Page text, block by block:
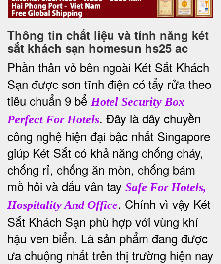
Thông tin chất liệu và tính năng két
sắt khách sạn homesun hs25 ac
Phần thân vỏ bên ngoài Két Sắt Khách
Sạn được sơn tĩnh điện có tẩy rửa theo
tiêu chuẩn 9 bể Hotel Security Box
Perfect For Hotels. Đây là dây chuyền
công nghệ hiện đại bậc nhất Singapore
giúp Két Sắt có khả năng chống cháy,
chống rỉ, chống ăn mòn, chống bám
mồ hôi và dấu vân tay Safe For Hotels,
Hospitality And Office. Chính vì vậy Két
Sắt Khách Sạn phù hợp với vùng khí
hậu ven biển. Là sản phẩm đang được
ưa chuộng nhất trên thị trường hiện nay